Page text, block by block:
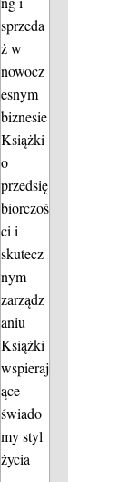
sprzeda
ż w
nowocz
esnym
biznesie
Książki
o
przedsię
biorczoś
ci i
skutecz
nym
zarządz
aniu
Książki
wspieraj
ące
świado
my styl
życia